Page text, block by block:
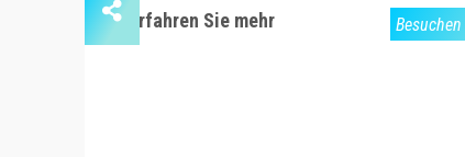
Erfahren Sie mehr